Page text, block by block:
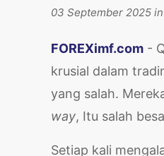
03 September 2025
FOREXimf.com -
krusial dalam
yang salah.
way, Itu salah
Setiap kali